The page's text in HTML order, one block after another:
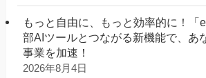
もっと自由に、もっと効率的に！「
部AIツールとつながる新機能で、あ
事業を加速！
2026年8月4日